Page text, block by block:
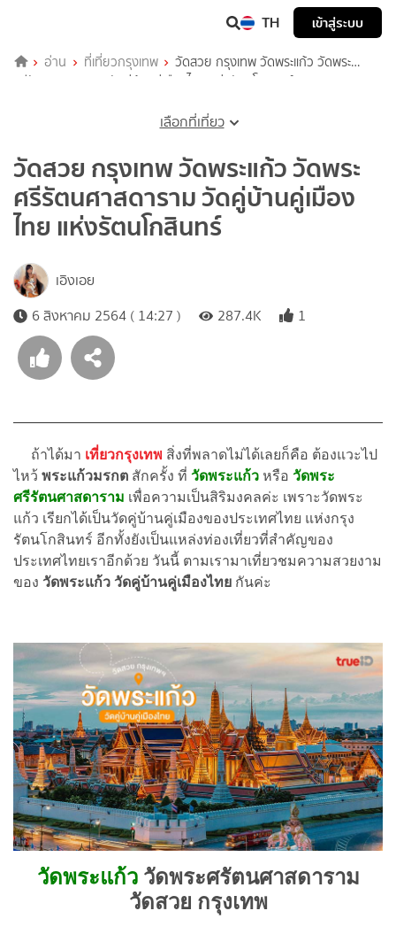
TH เข้าสู่ระบบ
อ่าน ที่เที่ยวกรุงเทพ
วัดสวย กรุงเทพ วัดพระแก้ว วัดพระ
ศรีรัตนศาสดาราม วัดคู่บ้านคู่เมืองไทย แห่งรัตนโกสินทร์
เลือกที่เที่ยว
วัดสวย กรุงเทพ วัดพระแก้ว วัดพระ
ศรีรัตนศาสดาราม วัดคู่บ้านคู่เมือง
ไทย แห่งรัตนโกสินทร์
เอิงเอย
6 สิงหาคม 2564 ( 14:27 )
287.4K 1
ถ้าได้มา เที่ยวกรุงเทพ สิ่งที่พลาดไม่ได้เลยก็คือ ต้องแวะไป
ไหว้ พระแก้วมรกต สักครั้ง ที่ วัดพระแก้ว หรือ วัดพระ
ศรีรัตนศาสดาราม เพื่อความเป็นสิริมงคลค่ะ เพราะวัดพระ
แก้ว เรียกได้เป็นวัดคู่บ้านคู่เมืองของประเทศไทย แห่งกรุง
รัตนโกสินทร์ อีกทั้งยังเป็นแหล่งท่องเที่ยวที่สำคัญของ
ประเทศไทยเราอีกด้วย วันนี้ ตามเรามาเที่ยวชมความสวยงาม
ของ วัดพระแก้ว วัดคู่บ้านคู่เมืองไทย กันค่ะ
วัดพระแก้ววัดพระศรัตนศาสดาราม
วัดสวย กรุงเทพ